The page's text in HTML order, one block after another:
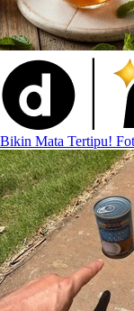
Bikin Mata Tertipu!